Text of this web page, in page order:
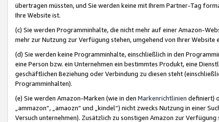
übertragen müssten, und Sie werden keine mit Ihrem Partner-Tag
Ihre Website ist.
(c) Sie werden Programminhalte, die nicht mehr auf einer Amazon-
mehr zur Nutzung zur Verfügung stehen, umgehend von Ihrer
(d) Sie werden keine Programminhalte, einschließlich in den
eine Person bzw. ein Unternehmen ein bestimmtes Produkt, eine
geschäftlichen Beziehung oder Verbindung zu diesen steht
Programminhalten).
(e) Sie werden Amazon-Marken (wie in den Markenrichtlinien definiert)
„ammazon“, „amaozn“ und „kindel“) nicht zwecks Nutzung in einer
Versuch unternehmen). Zusätzlich zu sonstigen Amazon zur